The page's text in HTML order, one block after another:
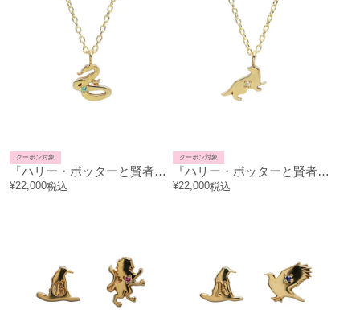
『ハリー・ポッターと賢者の石』 組分け帽子ネックレス - スリザリン
クーポン対象
¥22,000税込
『ハリー・ポッターと賢者の石』 組分け帽子ネックレス - ハッフルパフ
クーポン対象
¥22,000税込